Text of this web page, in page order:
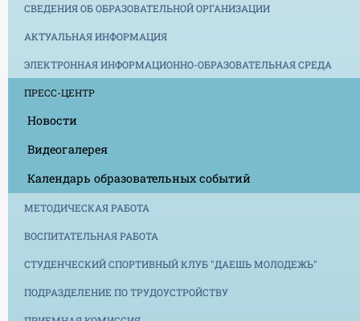
СВЕДЕНИЯ ОБ ОБРАЗОВАТЕЛЬНОЙ ОРГАНИЗАЦИИ
АКТУАЛЬНАЯ ИНФОРМАЦИЯ
ЭЛЕКТРОННАЯ ИНФОРМАЦИОННО-ОБРАЗОВАТЕЛЬНАЯ СРЕДА
ПРЕСС-ЦЕНТР
Новости
Видеогалерея
Календарь образовательных событий
МЕТОДИЧЕСКАЯ РАБОТА
ВОСПИТАТЕЛЬНАЯ РАБОТА
СТУДЕНЧЕСКИЙ СПОРТИВНЫЙ КЛУБ "ДАЕШЬ МОЛОДЕЖЬ"
ПОДРАЗДЕЛЕНИЕ ПО ТРУДОУСТРОЙСТВУ